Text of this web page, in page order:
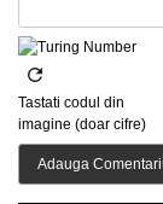
Tastati codul din
imagine (doar cifre)